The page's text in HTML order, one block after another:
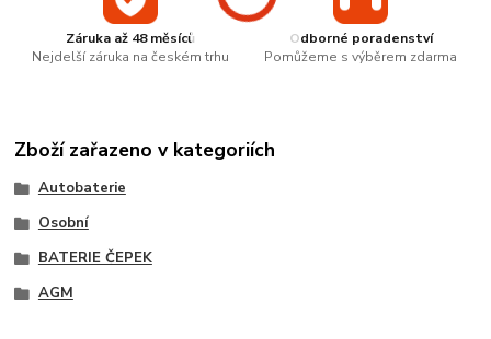
Záruka až 48 měsíců
Nejdelší záruka na českém trhu
Odborné poradenství
Pomůžeme s výběrem zdarma
Zboží zařazeno v kategoriích
Autobaterie
Osobní
BATERIE ČEPEK
AGM